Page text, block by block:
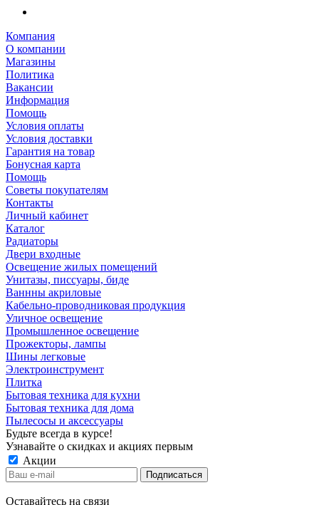
Компания
О компании
Магазины
Политика
Вакансии
Информация
Помощь
Условия оплаты
Условия доставки
Гарантия на товар
Бонусная карта
Помощь
Советы покупателям
Контакты
Личный кабинет
Каталог
Радиаторы
Двери входные
Освещение жилых помещений
Унитазы, писсуары, биде
Ваннны акриловые
Кабельно-проводниковая продукция
Уличное освещение
Промышленное освещение
Прожекторы, лампы
Шины легковые
Электроинструмент
Плитка
Бытовая техника для кухни
Бытовая техника для дома
Пылесосы и аксессуары
Будьте всегда в курсе!
Узнавайте о скидках и акциях первым
Акции
Оставайтесь на связи